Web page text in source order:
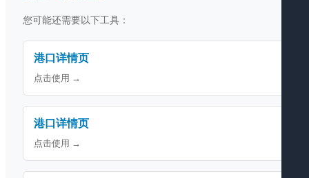
您可能还需要以下工具：
港口详情页
点击使用 →
港口详情页
点击使用 →